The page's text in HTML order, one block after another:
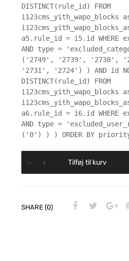
DISTINCT(rule_id) FROM
i123cms_yith_wapo_blocks
a5.rule_id = i5.id WHERE
AND type =
('2749', '2739', '2738',
'2731', '2724') ) AND id
DISTINCT(rule_id) FROM
i123cms_yith_wapo_blocks
a6.rule_id = i6.id WHERE
AND type =
('0') ) ) ORDER BY
Tilføj til kurv
SHARE (0)